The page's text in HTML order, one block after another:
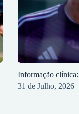
Informação
31 de Julho, 2026